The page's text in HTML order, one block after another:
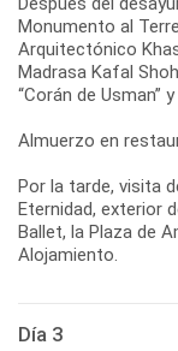
Monumento al
Arquitectónico
Madrasa Kafal
“Corán de Usman”
Almuerzo en
Por la tarde, visita
Eternidad, exterior
Ballet, la Plaza de
Día 3